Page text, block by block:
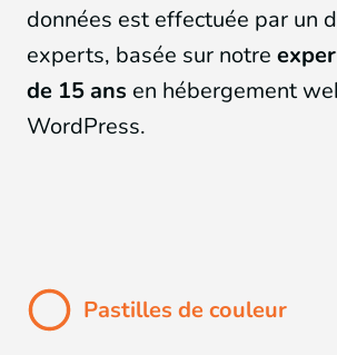
données est effectuée par un
experts, basée sur notre
de 15 ans en hébergement
WordPress.
Pastilles de couleur